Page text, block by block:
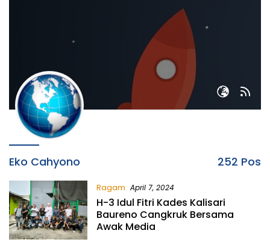
Eko Cahyono 252 Pos
Ragam April 7, 2024
H-3 Idul Fitri Kades Kalisari
Baureno Cangkruk Bersama
Awak Media